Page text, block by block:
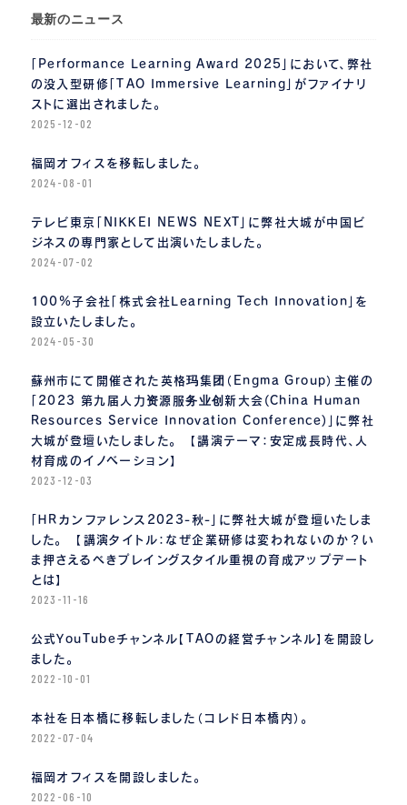
最新のニュース
「Performance Learning Award 2025」において、弊社
の没入型研修「TAO Immersive Learning」がファイナリ
ストに選出されました。
2025-12-02
福岡オフィスを移転しました。
2024-08-01
テレビ東京「NIKKEI NEWS NEXT」に弊社大城が中国ビ
ジネスの専門家として出演いたしました。
2024-07-02
100%子会社「株式会社Learning Tech Innovation」を
設立いたしました。
2024-05-30
蘇州市にて開催された英格玛集团（Engma Group）主催の
「2023 第九届人力资源服务业创新大会(China Human
Resources Service Innovation Conference)」に弊社
大城が登壇いたしました。 【講演テーマ：安定成長時代、人
材育成のイノベーション】
2023-12-03
「ＨＲカンファレンス2023-秋-」に弊社大城が登壇いたしま
した。 【講演タイトル：なぜ企業研修は変われないのか？い
ま押さえるべきプレイングスタイル重視の育成アップデート
とは】
2023-11-16
公式YouTubeチャンネル【TAOの経営チャンネル】を開設し
ました。
2022-10-01
本社を日本橋に移転しました（コレド日本橋内）。
2022-07-04
福岡オフィスを開設しました。
2022-06-10